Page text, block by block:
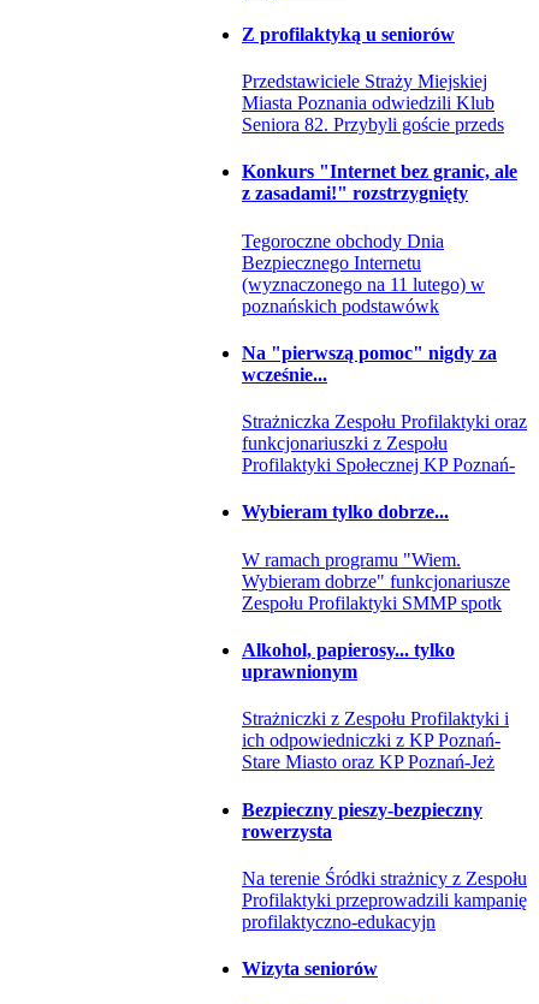
Z profilaktyką u seniorów
Przedstawiciele Straży Miejskiej
Miasta Poznania odwiedzili Klub
Seniora 82. Przybyli goście przeds
Konkurs "Internet bez granic, ale
z zasadami!" rozstrzygnięty
Tegoroczne obchody Dnia
Bezpiecznego Internetu
(wyznaczonego na 11 lutego) w
poznańskich podstawówk
Na "pierwszą pomoc" nigdy za
wcześnie...
Strażniczka Zespołu Profilaktyki oraz
funkcjonariuszki z Zespołu
Profilaktyki Społecznej KP Poznań-
Wybieram tylko dobrze...
W ramach programu "Wiem.
Wybieram dobrze" funkcjonariusze
Zespołu Profilaktyki SMMP spotk
Alkohol, papierosy... tylko
uprawnionym
Strażniczki z Zespołu Profilaktyki i
ich odpowiedniczki z KP Poznań-
Stare Miasto oraz KP Poznań-Jeż
Bezpieczny pieszy-bezpieczny
rowerzysta
Na terenie Śródki strażnicy z Zespołu
Profilaktyki przeprowadzili kampanię
profilaktyczno-edukacyjn
Wizyta seniorów